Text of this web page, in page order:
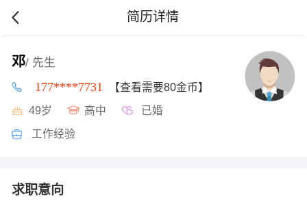
简历详情
邓/ 先生
177****7731 【查看需要80金币】
49岁 高中 已婚
工作经验
求职意向